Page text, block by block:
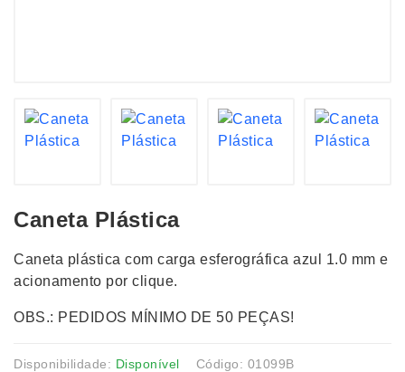
Caneta Plástica
Caneta plástica com carga esferográfica azul 1.0 mm e
acionamento por clique.
OBS.: PEDIDOS MÍNIMO DE 50 PEÇAS!
Disponibilidade: Disponível Código: 01099B